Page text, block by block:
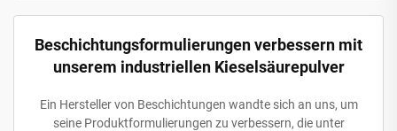
Beschichtungsformulierungen verbessern mit
unserem industriellen Kieselsäurepulver
Ein Hersteller von Beschichtungen wandte sich an uns, um
seine Produktformulierungen zu verbessern, die unter